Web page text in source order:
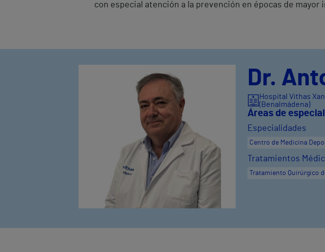
con especial atención a la prevención en épocas de mayor
Dr.
Hospital Vithas
(Benalmádena)
Áreas de
Especialidades
Centro de Medicina
Tratamientos
Tratamiento Quirúrgico